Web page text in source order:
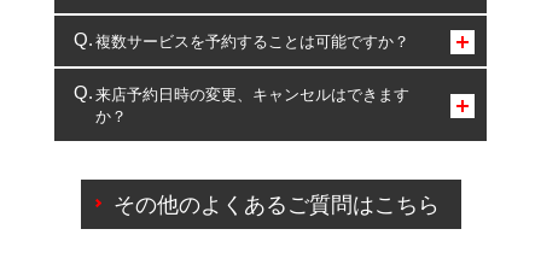
コクピット・タイヤ館のみとなります。
複数サービスを予約することは可能ですか？
複数サービスのご予約は可能です。
一部の商品・サービスの組み合わせに限り、同時にご予約が
出来ないものもございます。
来店予約日時の変更、キャンセルはできます
か？
ご来店予約日の3営業日前を過ぎている場合のご予約
の日時変更につきましては、直接ご予約の店舗まで
その他のよくあるご質問はこちら